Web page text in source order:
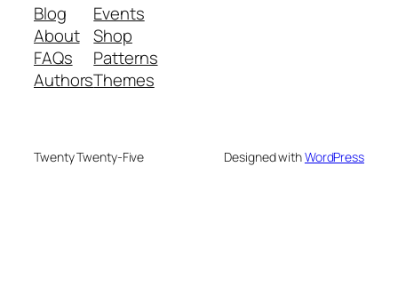
Blog
About
FAQs
Authors
Events
Shop
Patterns
Themes
Twenty Twenty-Five Designed withWordPress